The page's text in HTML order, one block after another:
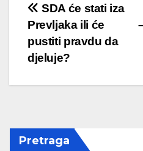
Post
navigation
SDA će stati iza
Prevljaka ili će
pustiti pravdu da
djeluje?
Pretraga